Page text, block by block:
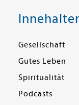
Gesellschaft
Gutes Leben
Spiritualität
Podcasts